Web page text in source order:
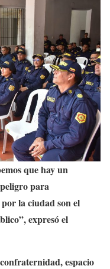
que hay un
para
la ciudad son el
expresó el
espacio